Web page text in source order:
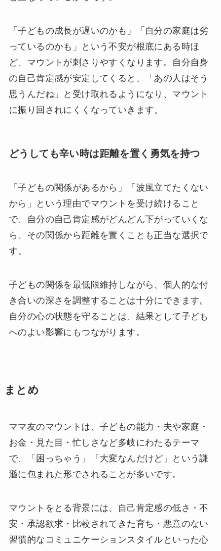
「子どもの成長が遅いのかも」「自分の家庭は劣
っているのかも」という不安が根底にある時ほ
ど、マウントが刺さりやすくなります。自分自身
の自己肯定感が安定してくると、「あの人はそう
思うんだね」と受け取れるようになり、マウント
に振り回されにくくなっていきます。
どうしても辛い時は距離を置く勇気を持つ
「子どもの関係があるから」「波風立てたくない
から」という理由でマウントを受け続けること
で、自分の自己肯定感がどんどん下がっていくな
ら、その関係から距離を置くことも正当な選択で
す。
子どもの関係を最低限維持しながら、個人的な付
き合いの深さを調整することは十分にできます。
自分の心の状態を守ることは、結果として子ども
へのよい影響にもつながります。
まとめ
ママ友のマウントは、子どもの能力・夫や家庭・
お金・見た目・忙しさなど多岐にわたるテーマ
で、「困っちゃう」「大変なんだけど」という謙
遜に包まれた形でされることが多いです。
マウントをとる背景には、自己肯定感の低さ・不
安・承認欲求・比較されてきた育ち・悪意のない
習慣的なコミュニケーションスタイルといった心